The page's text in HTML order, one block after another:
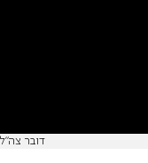
דובר צה"ל